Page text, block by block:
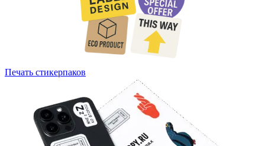
Печать стикерпаков